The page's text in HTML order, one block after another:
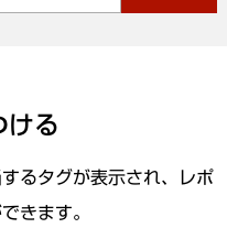
ける
るタグが表示され、レポ
きます。